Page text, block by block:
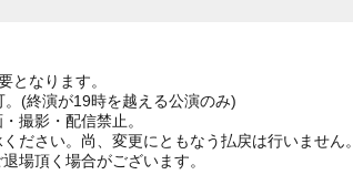
となります。
(終演が19時を越える公演のみ)
撮影・配信禁止。
ださい。尚、変更にともなう払戻は行いません。
場頂く場合がございます。